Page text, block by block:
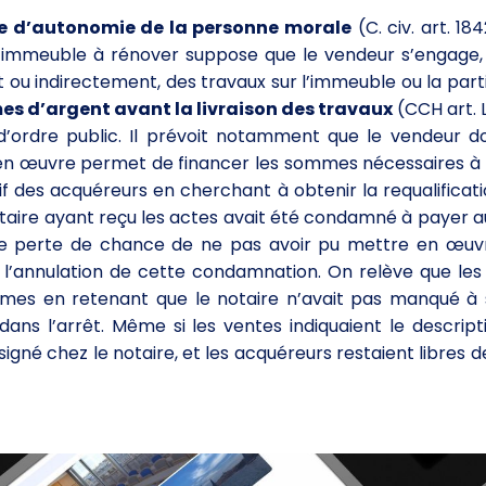
d’autonomie de la personne morale (C. civ. art.
à rénover suppose que le vendeur
indirectement, des travaux sur l’immeuble ou la
d’argent avant la livraison des travaux (CCH art.
public. Il prévoit notamment que le vendeur
œuvre permet de financer les sommes nécessaires à
des acquéreurs en cherchant à obtenir la
ayant reçu les actes avait été condamné à payer
perte de chance de ne pas avoir pu mettre en
de cette condamnation. On relève que
en retenant que le notaire n’avait pas manqué à
l’arrêt. Même si les ventes indiquaient le
chez le notaire, et les acquéreurs restaient libres